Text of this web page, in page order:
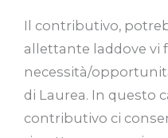
Il contributivo,
allettante laddove vi
necessità/
di Laurea. In questo
contributivo ci